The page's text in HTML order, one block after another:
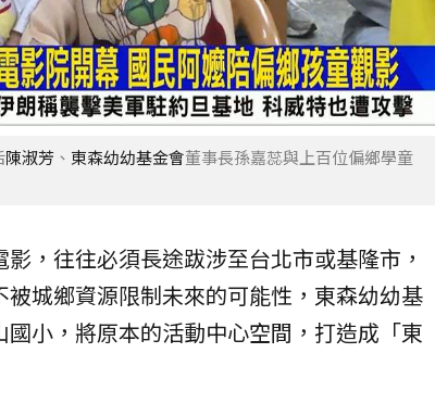
陳淑芳 、 東森幼幼基金會董事長孫嘉蕊與上百位偏鄉學童
，往往必須長途跋涉至台北市或基隆市，
城鄉資源限制未來的可能性，東森幼幼基
小，將原本的活動中心空間，打造成「東